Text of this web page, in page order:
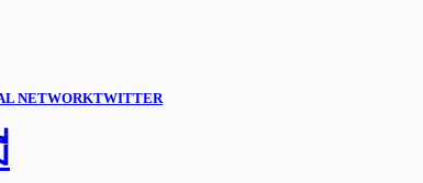
NETWORKTWITTER